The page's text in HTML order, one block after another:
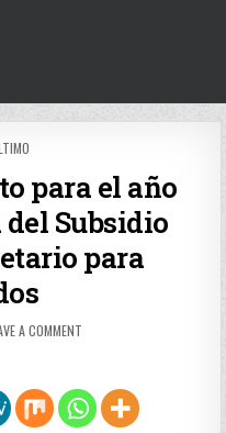
para el año
del Subsidio
para
A COMMENTON
INCREMENTO
PARA
EL